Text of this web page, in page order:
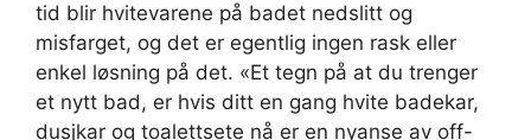
tid blir hvitevarene på badet nedslitt og
misfarget, og det er egentlig ingen rask eller
enkel løsning på det. «Et tegn på at du trenger
et nytt bad, er hvis ditt en gang hvite badekar,
dusjkar og toalettsete nå er en nyanse av off-